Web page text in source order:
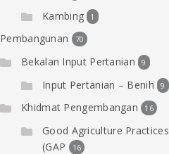
Kambing 1
Pembangunan 70
Bekalan Input Pertanian 9
Input Pertanian – Benih 9
Khidmat Pengembangan 16
Good Agriculture Practices
(GAP
16